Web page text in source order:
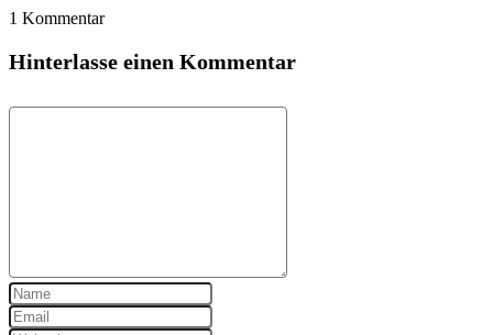
1 Kommentar
Hinterlasse einen Kommentar